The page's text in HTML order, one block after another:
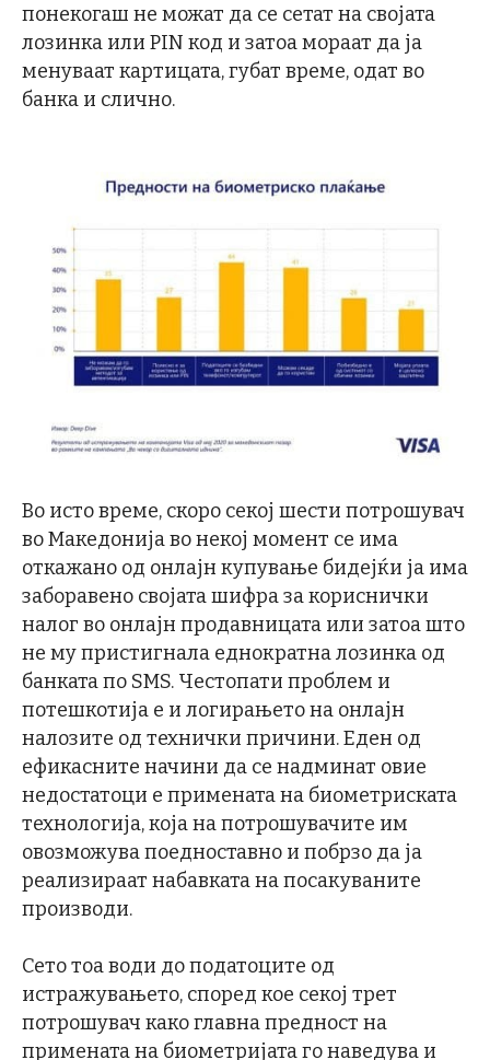
понекогаш не можат да се сетат на својата
лозинка или PIN код и затоа мораат да ја
менуваат картицата, губат време, одат во
банка и слично.
Во исто време, скоро секој шести потрошувач
во Македонија во некој момент се има
откажано од онлајн купување бидејќи ја има
заборавено својата шифра за кориснички
налог во онлајн продавницата или затоа што
не му пристигнала еднократна лозинка од
банката по SMS. Честопати проблем и
потешкотија е и логирањето на онлајн
налозите од технички причини. Еден од
ефикасните начини да се надминат овие
недостатоци е примената на биометриската
технологија, која на потрошувачите им
овозможува поедноставно и побрзо да ја
реализираат набавката на посакуваните
производи.
Сето тоа води до податоците од
истражувањето, според кое секој трет
потрошувач како главна предност на
примената на биометријата го наведува и